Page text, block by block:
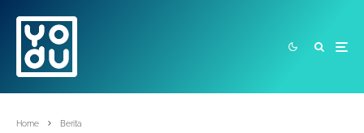
Home Berita